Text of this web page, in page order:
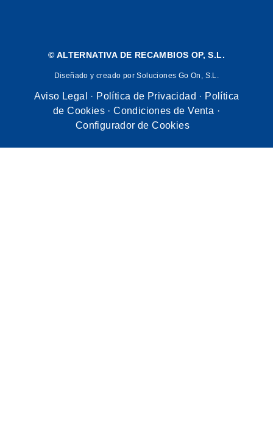
© ALTERNATIVA DE RECAMBIOS OP, S.L.
Diseñado y creado por Soluciones Go On, S.L.
Aviso Legal · Política de Privacidad · Política
de Cookies ·Condiciones de Venta ·
Configurador de Cookies